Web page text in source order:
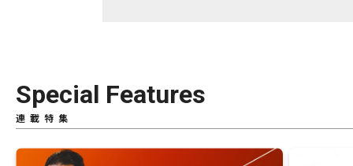
Special Features
連載特集